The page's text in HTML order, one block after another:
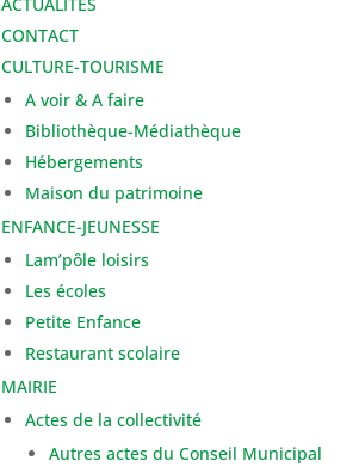
CONTACT
CULTURE-TOURISME
A voir & A faire
Bibliothèque-Médiathèque
Hébergements
Maison du patrimoine
ENFANCE-JEUNESSE
Lam’pôle loisirs
Les écoles
Petite Enfance
Restaurant scolaire
MAIRIE
Actes de la collectivité
Autres actes du Conseil Municipal